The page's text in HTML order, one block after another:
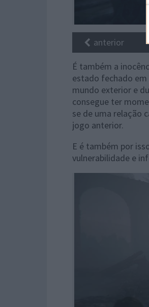
anterior
É também a
estado fechado em
mundo exterior e
consegue ter
se de uma relação
jogo anterior.
E é também por
vulnerabilidade e